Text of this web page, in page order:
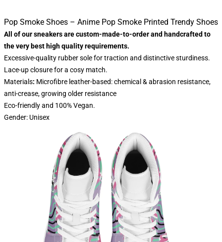
Pop Smoke Shoes – Anime Pop Smoke Printed Trendy Shoes
All of our sneakers are custom-made-to-order and handcrafted to
the very best high quality requirements.
Excessive-quality rubber sole for traction and distinctive sturdiness.
Lace-up closure for a cosy match.
Materials: Microfibre leather-based: chemical & abrasion resistance,
anti-crease, growing older resistance
Eco-friendly and 100% Vegan.
Gender: Unisex